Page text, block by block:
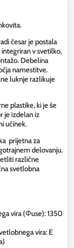
česar je postala
v svetilko,
Debelina
namestitve.
luknje razlikuje
plastike, ki je še
je izdelan iz
učinek.
prijetna za
delovanju.
različne
svetlobna
vira (Φuse): 1350
vira: E